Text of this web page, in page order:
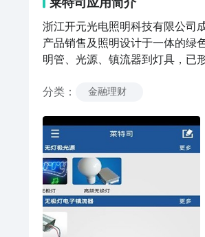
莱特司 应用简介
浙江开元光电照明科技有限公司
产品销售及照明设计于一体的绿
明管、光源、镇流器到灯具，已
分类 ： 金融理财